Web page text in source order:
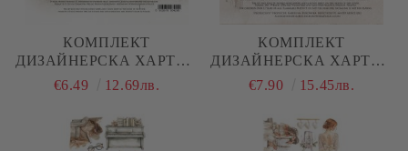
КОМПЛЕКТ
ДИЗАЙНЕРСКА ХАРТИЯ
- NATURAL BEAUTY - 12
€6.49 12.69лв.
КОМПЛЕКТ
ДИЗАЙНЕРСКА ХАРТИЯ
- ROMANTIC BOHO - 24
€7.90 15.45лв.